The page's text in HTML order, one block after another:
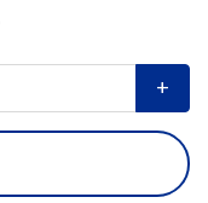
+